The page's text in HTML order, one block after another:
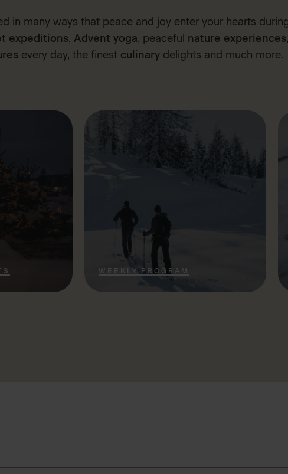
in many ways that peace and joy enter your hearts
expeditions, Advent yoga, peaceful nature experiences
every day, the finest culinarydelights and much more.
WEEKLY PROGRAM